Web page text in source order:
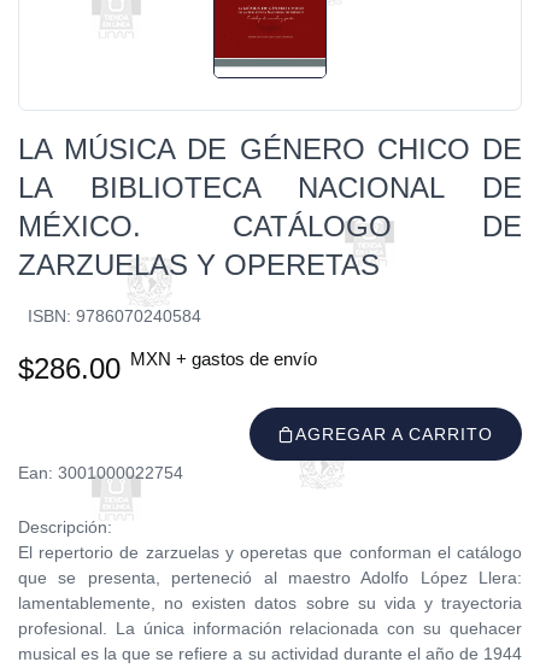
LA MÚSICA DE GÉNERO CHICO DE
LA BIBLIOTECA NACIONAL DE
MÉXICO. CATÁLOGO DE
ZARZUELAS Y OPERETAS
ISBN: 9786070240584
$286.00 MXN + gastos de envío
AGREGAR A CARRITO
Ean: 3001000022754
Descripción:
El repertorio de zarzuelas y operetas que conforman el catálogo
que se presenta, perteneció al maestro Adolfo López Llera:
lamentablemente, no existen datos sobre su vida y trayectoria
profesional. La única información relacionada con su quehacer
musical es la que se refiere a su actividad durante el año de 1944